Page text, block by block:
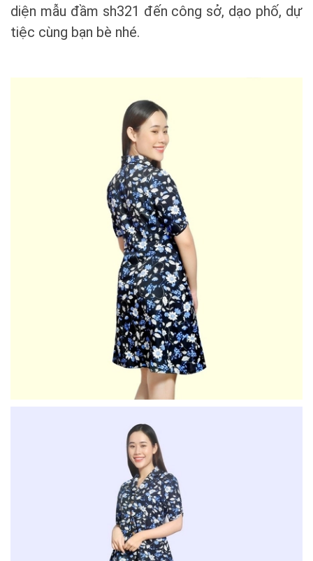
diện mẫu đầm sh321 đến công sở, dạo phố, dự
tiệc cùng bạn bè nhé.